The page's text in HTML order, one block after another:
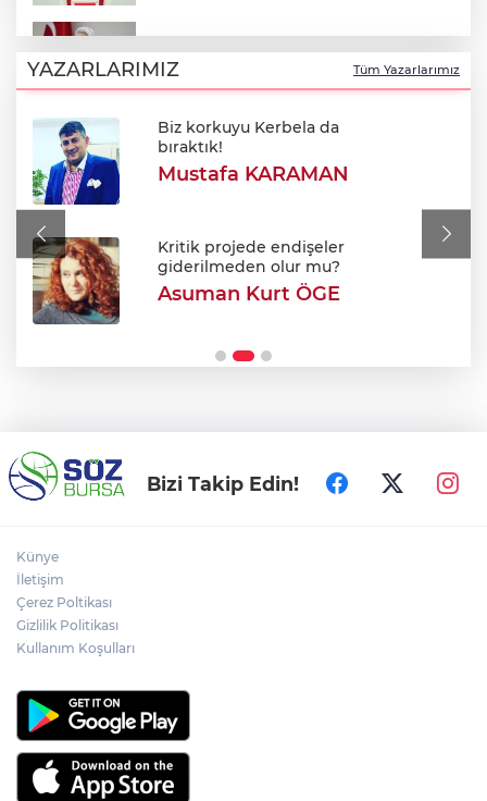
"Önceliğim annelik!"
Bursa’da çalıntı araç kovalamacası
kıskaçla bitti!
Sınırda 500 Bin Euroluk Kaçakçılık
YAZARLARIMIZ Tüm Yazarlarımız
Biz korkuyu Kerbela da
bıraktık!
Mustafa KARAMAN
Kritik projede endişeler
giderilmeden olur mu?
Asuman Kurt ÖGE
Bizi Takip Edin!
Künye
İletişim
Çerez Poltikası
Gizlilik Politikası
Kullanım Koşulları